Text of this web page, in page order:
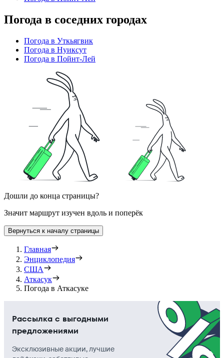
Погода в соседних городах
Погода в Уткьягвик
Погода в Нуиксут
Погода в Пойнт-Лей
Дошли до конца страницы?
Значит маршрут изучен вдоль и поперёк
Вернуться к началу страницы
Главная
Энциклопедия
США
Аткасук
Погода в Аткасуке
Рассылка с выгодными
предложениями
Эксклюзивные акции, лучшие